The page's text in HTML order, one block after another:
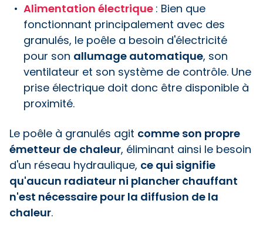
Alimentation électrique : Bien que
fonctionnant principalement avec des
granulés, le poêle a besoin d'électricité
pour son allumage automatique, son
ventilateur et son système de contrôle. Une
prise électrique doit donc être disponible à
proximité.
Le poêle à granulés agit comme son propre
émetteur de chaleur, éliminant ainsi le besoin
d'un réseau hydraulique, ce qui signifie
qu'aucun radiateur ni plancher chauffant
n'est nécessaire pour la diffusion de la
chaleur.